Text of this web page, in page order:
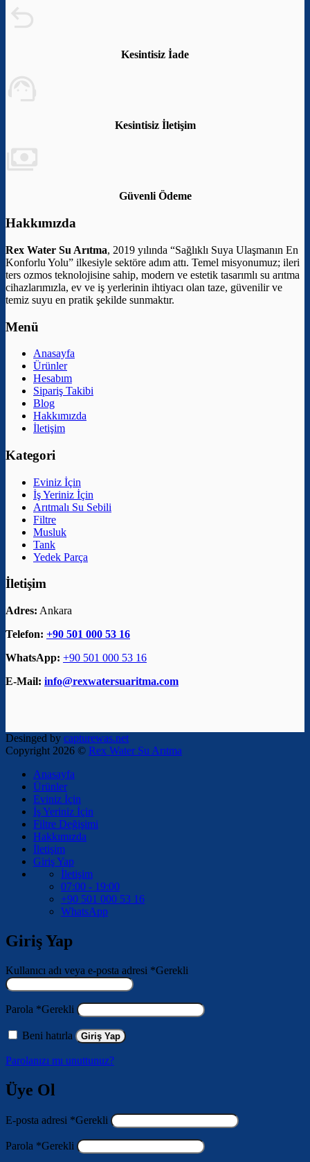
Kesintisiz İade
Kesintisiz İletişim
Güvenli Ödeme
Hakkımızda
Rex Water Su Arıtma, 2019 yılında “Sağlıklı Suya Ulaşmanın En
Konforlu Yolu” ilkesiyle sektöre adım attı. Temel misyonumuz; ileri
ters ozmos teknolojisine sahip, modern ve estetik tasarımlı su arıtma
cihazlarımızla, ev ve iş yerlerinin ihtiyacı olan taze, güvenilir ve
temiz suyu en pratik şekilde sunmaktır.
Menü
Anasayfa
Ürünler
Hesabım
Sipariş Takibi
Blog
Hakkımızda
İletişim
Kategori
Eviniz İçin
İş Yeriniz İçin
Arıtmalı Su Sebili
Filtre
Musluk
Tank
Yedek Parça
İletişim
Adres: Ankara
Telefon: +90 501 000 53 16
WhatsApp: +90 501 000 53 16
E-Mail: info@rexwatersuaritma.com
Desinged by capturewas.net
Copyright 2026 © Rex Water Su Arıtma
Anasayfa
Ürünler
Eviniz İçin
İş Yeriniz İçin
Filtre Değişimi
Hakkımızda
İletişim
Giriş Yap
İletişim
07:00 - 19:00
+90 501 000 53 16
WhatsApp
Giriş Yap
Kullanıcı adı veya e-posta adresi *Gerekli
Parola *Gerekli
Beni hatırla Giriş Yap
Parolanızı mı unuttunuz?
Üye Ol
E-posta adresi *Gerekli
Parola *Gerekli